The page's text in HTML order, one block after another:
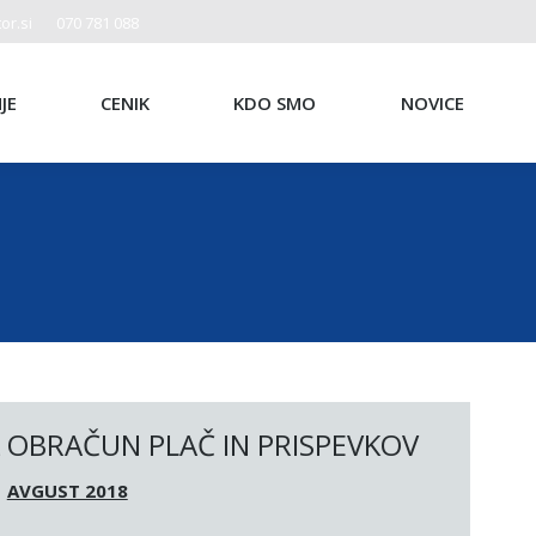
070 781 088
CENIK KDO SMO NOVICE
PLAČ IN PRISPEVKOV
AVGUST 2018